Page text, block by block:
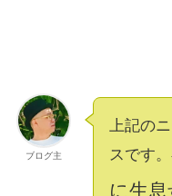
ブログ主
上記の
スです。
に生息